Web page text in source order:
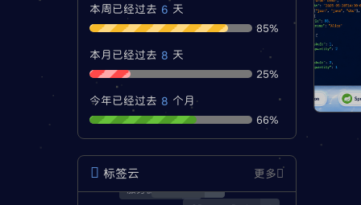
本周已经过去 6 天
85%
本月已经过去 8 天
25%
今年已经过去 8 个月
66%
标签云 更多
服务器安全 1